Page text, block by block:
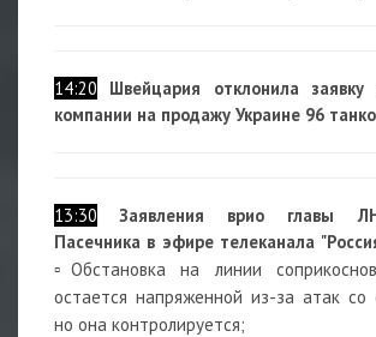
14:20
Швейцария отклонила заявку
компании на продажу Украине 96
13:30
Заявления врио главы
Пасечника в эфире телеканала
▫️Обстановка на линии
остается напряженной из-за атак со
но она контролируется;